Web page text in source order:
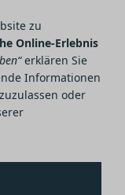
Sie, ob die
Sie unserer
zu
Online-Erlebnis
erklären Sie
Informationen
oder